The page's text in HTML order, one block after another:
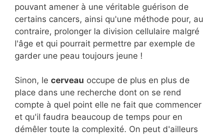
pouvant amener à une véritable guérison de
certains cancers, ainsi qu'une méthode pour, au
contraire, prolonger la division cellulaire malgré
l'âge et qui pourrait permettre par exemple de
garder une peau toujours jeune !
Sinon, le cerveau occupe de plus en plus de
place dans une recherche dont on se rend
compte à quel point elle ne fait que commencer
et qu'il faudra beaucoup de temps pour en
démêler toute la complexité. On peut d'ailleurs